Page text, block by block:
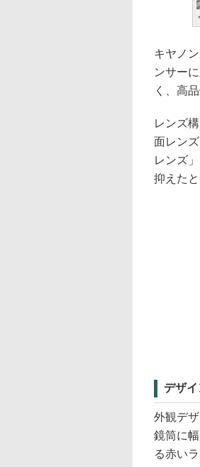
キヤノ
ンサー
く、高
レンズ
面レン
レンズ
抑えた
デザ
外観デ
鏡筒に
る赤い